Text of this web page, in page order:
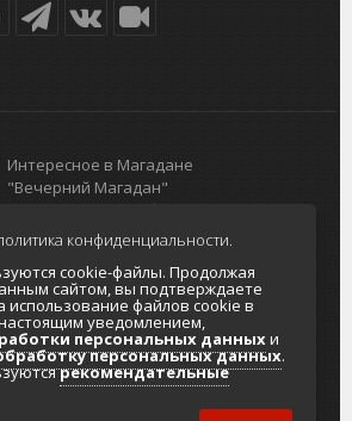
Интересное в Магадане
"Вечерний Магадан"
Реклама
Главный туристический портал
Колымы
Политика в отношении обработки
персональных данных
Согласие на обработку персональных
данных
конфиденциальности.
cookie-файлы. Продолжая
сайтом, вы подтверждаете
использование файлов cookie в
уведомлением,
персональных данныхи
персональных данных.
рекомендательные